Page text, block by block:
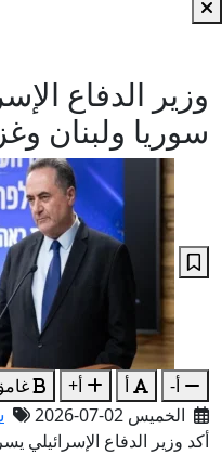
وزير الدفاع
سوريا ولبنان
أ- أ أ+
الخميس 02-07-2026
أكد وزير الدفاع